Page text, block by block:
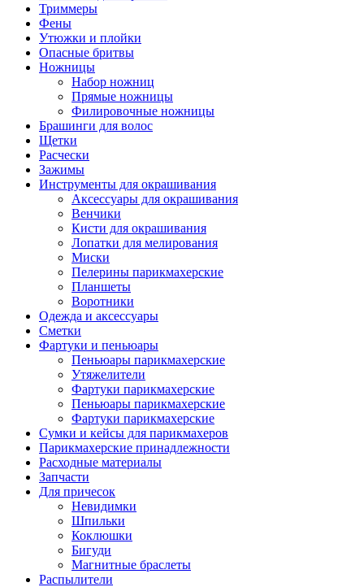
Триммеры
Фены
Утюжки и плойки
Опасные бритвы
Ножницы
Набор ножниц
Прямые ножницы
Филировочные ножницы
Брашинги для волос
Щетки
Расчески
Зажимы
Инструменты для окрашивания
Аксессуары для окрашивания
Венчики
Кисти для окрашивания
Лопатки для мелирования
Миски
Пелерины парикмахерские
Планшеты
Воротники
Одежда и аксессуары
Сметки
Фартуки и пеньюары
Пеньюары парикмахерские
Утяжелители
Фартуки парикмахерские
Пеньюары парикмахерские
Фартуки парикмахерские
Сумки и кейсы для парикмахеров
Парикмахерские принадлежности
Расходные материалы
Запчасти
Для причесок
Невидимки
Шпильки
Коклюшки
Бигуди
Магнитные браслеты
Распылители